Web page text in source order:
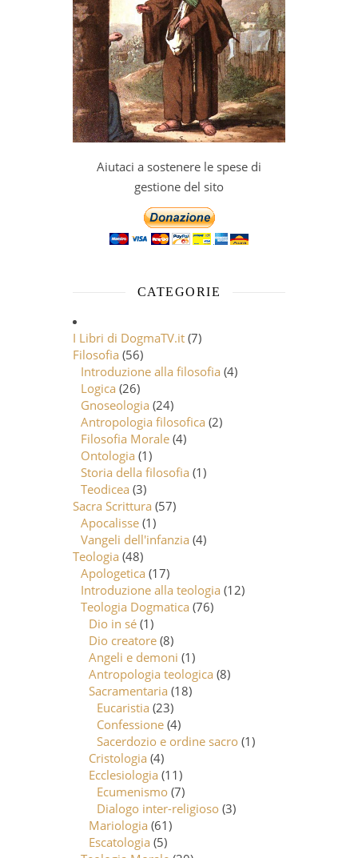
Aiutaci a sostenere le spese di
gestione del sito
CATEGORIE
I Libri di DogmaTV.it (7)
Filosofia (56)
Introduzione alla filosofia (4)
Logica (26)
Gnoseologia (24)
Antropologia filosofica (2)
Filosofia Morale (4)
Ontologia (1)
Storia della filosofia (1)
Teodicea (3)
Sacra Scrittura (57)
Apocalisse (1)
Vangeli dell'infanzia (4)
Teologia (48)
Apologetica (17)
Introduzione alla teologia (12)
Teologia Dogmatica (76)
Dio in sé (1)
Dio creatore (8)
Angeli e demoni (1)
Antropologia teologica (8)
Sacramentaria (18)
Eucaristia (23)
Confessione (4)
Sacerdozio e ordine sacro (1)
Cristologia (4)
Ecclesiologia (11)
Ecumenismo (7)
Dialogo inter-religioso (3)
Mariologia (61)
Escatologia (5)